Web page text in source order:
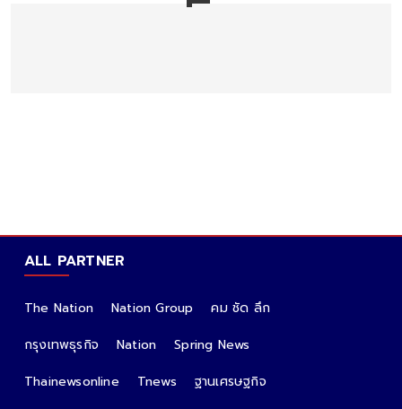
ALL PARTNER
The Nation Nation Group
คม ชัด ลึก
กรุงเทพธุรกิจ
Nation
Spring News
Thainewsonline
Tnews ฐานเศรษฐกิจ